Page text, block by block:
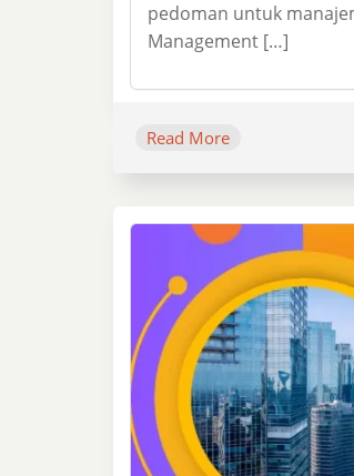
pedoman untuk
Management […]
Read More